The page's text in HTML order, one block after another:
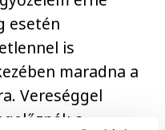
esetén
is
maradna a
Vereséggel
a